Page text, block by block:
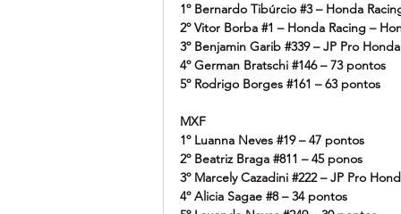
1º Bernardo Tibúrcio #3 – Honda
2º Vitor Borba #1 – Honda Racing –
3º Benjamin Garib #339 – JP Pro
4º German Bratschi #146 – 73 pontos
5º Rodrigo Borges #161 – 63 pontos
MXF
1º Luanna Neves #19 – 47 pontos
2º Beatriz Braga #811 – 45 ponos
3º Marcely Cazadini #222 – JP Pro
4º Alicia Sagae #8 – 34 pontos